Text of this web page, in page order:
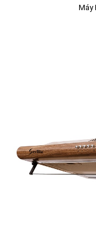
Máy